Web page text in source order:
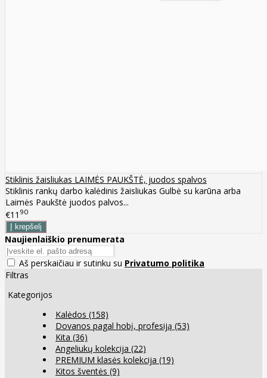
Stiklinis žaisliukas LAIMĖS PAUKŠTĖ, juodos spalvos
Stiklinis rankų darbo kalėdinis žaisliukas Gulbė su karūna arba
Laimės Paukštė juodos palvos...
€11 90
Naujienlaiškio prenumerata
Aš perskaičiau ir sutinku su Privatumo politika
Filtras
Kategorijos
Kalėdos (158)
Dovanos pagal hobį, profesiją (53)
Kita (36)
Angeliukų kolekcija (22)
PREMIUM klasės kolekcija (19)
Kitos šventės (9)